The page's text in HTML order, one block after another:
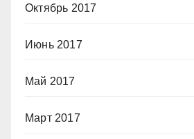
Октябрь 2017
Июнь 2017
Май 2017
Март 2017